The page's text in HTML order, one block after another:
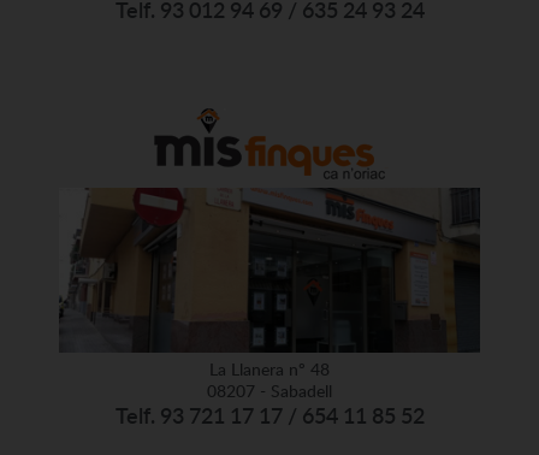
Telf. 93 012 94 69 / 635 24 93 24
La Llanera nº 48
08207 - Sabadell
Telf. 93 721 17 17 / 654 11 85 52